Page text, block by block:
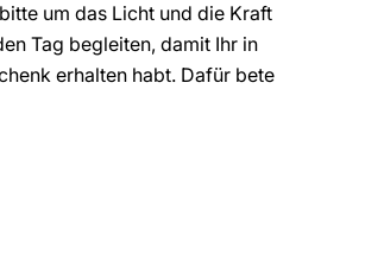
um das Licht und die Kraft
Tag begleiten, damit Ihr in
erhalten habt. Dafür bete